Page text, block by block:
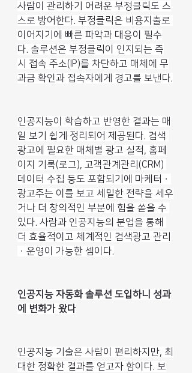
사람이 관리하기 어려운 부정클릭도 스
스로 방어한다. 부정클릭은 비용지출로
이어지기에 빠른 파악과 대응이 필수
다. 솔루션은 부정클릭이 인지되는 즉
시 접속 주소(IP)를 차단하고 매체에 무
과금 확인과 접속자에게 경고를 보낸다.
인공지능이 학습하고 반영한 결과는 매
일 보기 쉽게 정리되어 제공된다. 검색
광고에 필요한 매체별 광고 실적, 홈페
이지 기록(로그), 고객관계관리(CRM)
데이터 수집 등도 포함되기에 마케터ㆍ
광고주는 이를 보고 세밀한 전략을 세우
거나 더 창의적인 부분에 힘을 쏟을 수
있다. 사람과 인공지능의 분업을 통해
더 효율적이고 체계적인 검색광고 관리
ㆍ운영이 가능한 셈이다.
인공지능 자동화 솔루션 도입하니 성과
에 변화가 왔다
인공지능 기술은 사람이 편리하지만, 최
대한 정확한 결과를 얻고자 함이다. 보